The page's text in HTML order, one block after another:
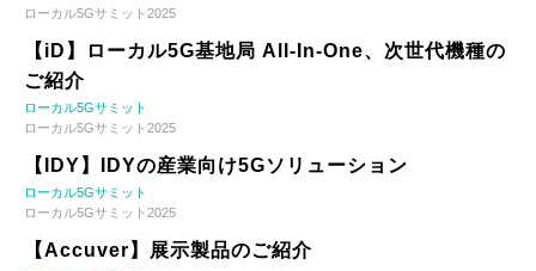
ローカル5Gサミット2025
【iD】ローカル5G基地局 All-In-One、次世代機種の
ご紹介
ローカル5Gサミット
ローカル5Gサミット2025
【IDY】IDYの産業向け5Gソリューション
ローカル5Gサミット
ローカル5Gサミット2025
【Accuver】展示製品のご紹介